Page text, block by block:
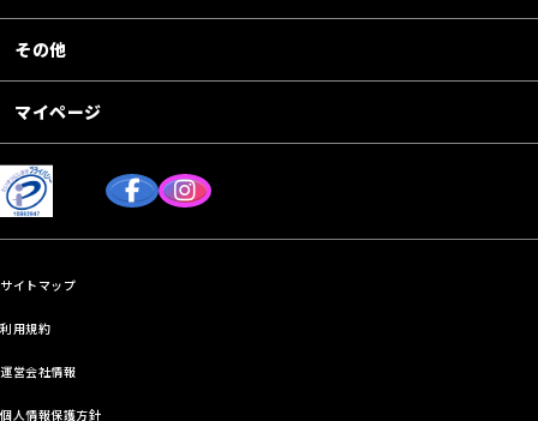
その他
マイページ
サイトマップ
利用規約
運営会社情報
個人情報保護方針